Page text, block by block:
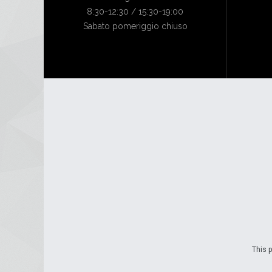
8:30-12:30 / 15:30-19:00
Sabato pomeriggio chiuso
This